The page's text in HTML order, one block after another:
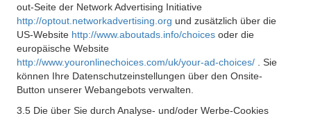
out-Seite der Network Advertising Initiative
http://optout.networkadvertising.org und zusätzlich über die
US-Website http://www.aboutads.info/choices oder die
europäische Website
http://www.youronlinechoices.com/uk/your-ad-choices/
. Sie
können Ihre Datenschutzeinstellungen über den Onsite-
Button unserer Webangebots verwalten.
3.5 Die über Sie durch Analyse- und/oder Werbe-Cookies